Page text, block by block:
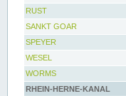
RUST
SANKT GOAR
SPEYER
WESEL
WORMS
RHEIN-HERNE-KANAL